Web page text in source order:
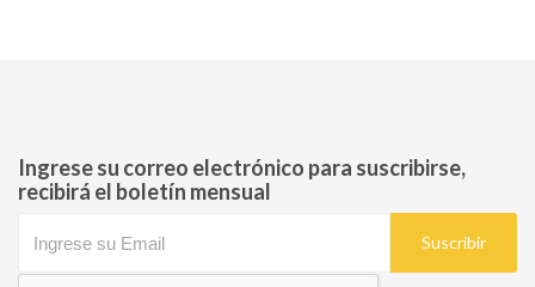
Ingrese su correo electrónico para suscribirse,
recibirá el boletín mensual
Suscribir